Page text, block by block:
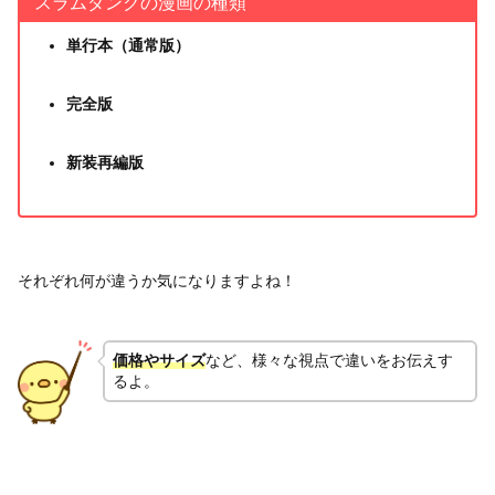
単行本（通常版）
完全版
新装再編版
それぞれ何が違うか気になりますよね！
価格やサイズなど、様々な視点で違いをお伝えす
るよ。